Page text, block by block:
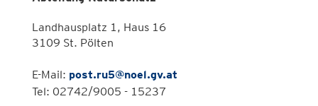
Landhausplatz 1, Haus 16
3109 St. Pölten
E-Mail: post.ru5@noel.gv.at
Tel: 02742/9005 - 15237